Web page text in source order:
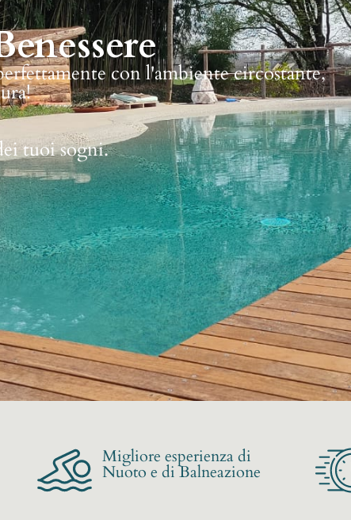
con l'ambiente circostante,
tuoi sogni.
Migliore esperienza di
Nuoto e di Balneazione